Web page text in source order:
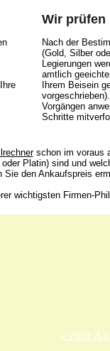
Wir prüfen
Nach der
(Gold, Silber
Legierungen
amtlich
Ihrem Beisein
Vorgängen
Schritte
schon im voraus
Platin) sind und
Sie den Ankaufspreis
wichtigsten Firmen-
» zum